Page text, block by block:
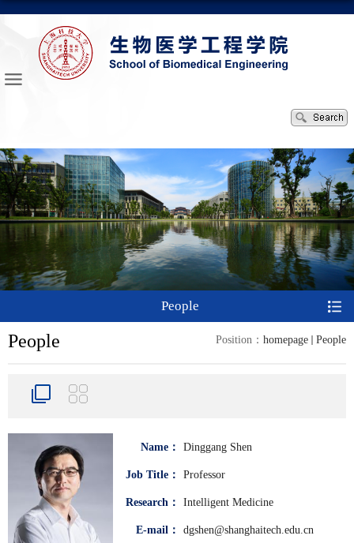
People
Position： homepage People
People
Name： Dinggang Shen
Job Title： Professor
Research： Intelligent Medicine
E-mail： dgshen@shanghaitech.edu.cn